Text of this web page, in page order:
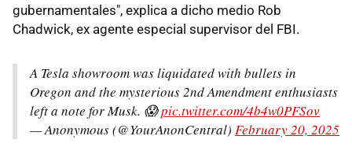
gubernamentales", explica a dicho medio Rob
Chadwick, ex agente especial supervisor del FBI.
A Tesla showroom was liquidated with bullets in
Oregon and the mysterious 2nd Amendment enthusiasts
left a note for Musk. 😱pic.twitter.com/4b4w0PFSov
— Anonymous (@YourAnonCentral) February 20, 2025